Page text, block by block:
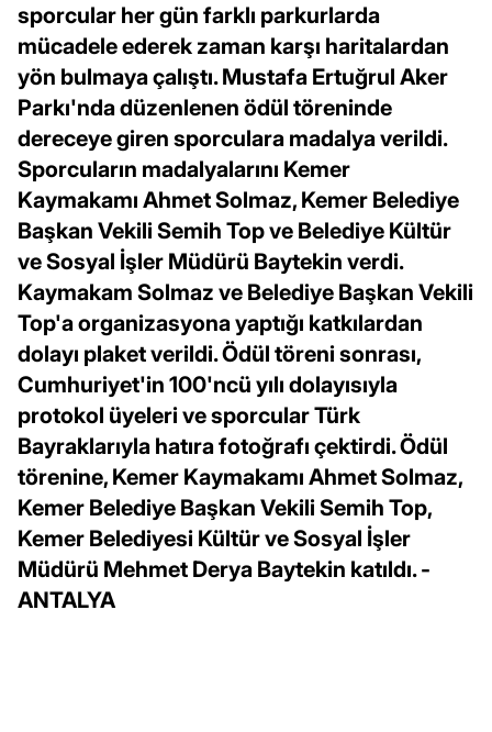
sporcular her gün farklı parkurlarda
mücadele ederek zaman karşı haritalardan
yön bulmaya çalıştı. Mustafa Ertuğrul Aker
Parkı'nda düzenlenen ödül töreninde
dereceye giren sporculara madalya verildi.
Sporcuların madalyalarını Kemer
Kaymakamı Ahmet Solmaz, Kemer Belediye
Başkan Vekili Semih Top ve Belediye Kültür
ve Sosyal İşler Müdürü Baytekin verdi.
Kaymakam Solmaz ve Belediye Başkan Vekili
Top'a organizasyona yaptığı katkılardan
dolayı plaket verildi. Ödül töreni sonrası,
Cumhuriyet'in 100'ncü yılı dolayısıyla
protokol üyeleri ve sporcular Türk
Bayraklarıyla hatıra fotoğrafı çektirdi. Ödül
törenine, Kemer Kaymakamı Ahmet Solmaz,
Kemer Belediye Başkan Vekili Semih Top,
Kemer Belediyesi Kültür ve Sosyal İşler
Müdürü Mehmet Derya Baytekin katıldı. -
ANTALYA